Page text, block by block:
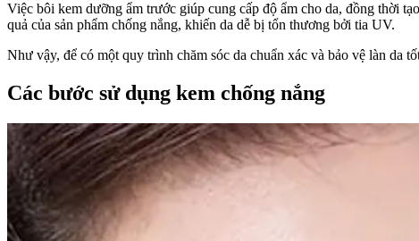
Việc bôi kem dưỡng ẩm trước giúp cung cấp độ ẩm cho da, đồng thời
quả của sản phẩm chống nắng, khiến da dễ bị tổn thương bởi tia UV.
Như vậy, để có một quy trình chăm sóc da chuẩn xác và bảo vệ làn da
Các bước sử dụng kem chống nắng